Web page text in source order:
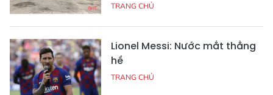
TRANG CHỦ
Lionel Messi: Nước mắt thằng
hề
TRANG CHỦ